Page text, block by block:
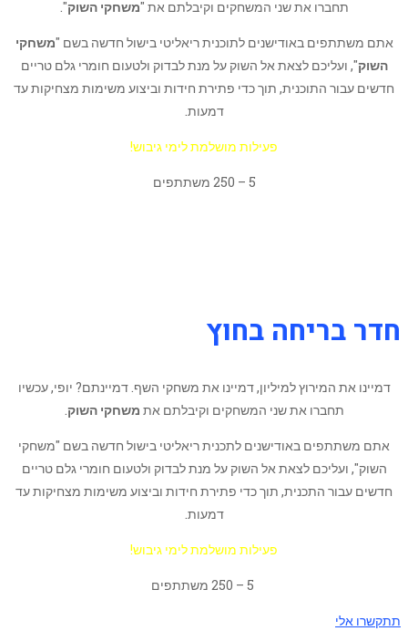
תחברו את שני המשחקים וקיבלתם את "משחקי השוק".
אתם משתתפים באודישנים לתוכנית ריאליטי בישול חדשה בשם "משחקי
השוק", ועליכם לצאת אל השוק על מנת לבדוק ולטעום חומרי גלם טריים
חדשים עבור התוכנית, תוך כדי פתירת חידות וביצוע משימות מצחיקות עד
דמעות.
פעילות מושלמת לימי גיבוש!
חדר בריחה בחוץ
דמיינו את המירוץ למיליון, דמיינו את משחקי השף. דמיינתם? יופי, עכשיו
תחברו את שני המשחקים וקיבלתם את משחקי השוק.
אתם משתתפים באודישנים לתכנית ריאליטי בישול חדשה בשם "משחקי
השוק", ועליכם לצאת אל השוק על מנת לבדוק ולטעום חומרי גלם טריים
חדשים עבור התכנית, תוך כדי פתירת חידות וביצוע משימות מצחיקות עד
דמעות.
פעילות מושלמת לימי גיבוש!
תתקשרו אלי